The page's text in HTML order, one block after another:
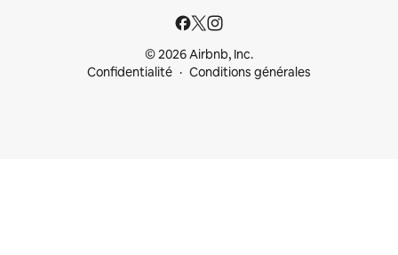
© 2026 Airbnb, Inc.
Confidentialité
Conditions générales